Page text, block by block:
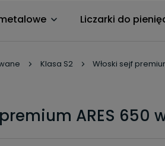
Liczarki do
Klasa S2 Włoski sejf
ARES 650